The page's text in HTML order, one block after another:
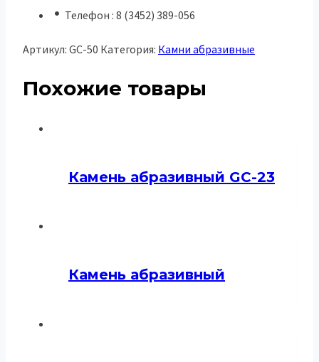
Телефон : 8 (3452) 389-056
Артикул: GC-50 Категория: Камни абразивные
Похожие товары
Камень абразивный GC-23
Камень абразивный